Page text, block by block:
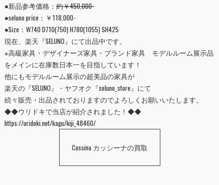
●新品参考価格： 約￥450,000-
●seluno price：￥118,000-
●Size：W740 D710(750) H780(1055) SH425
現在、楽天『SELUNO』にて出品中です。
※高級家具・デザイナーズ家具・ブランド家具 モデルルーム展示品
をメインに在庫数日本一を目指しています！
他にもモデルルーム展示の超美品の家具が
楽天の『SELUNO』・ヤフオク『seluno_store』にて
続々販売・出品されておりますのでよろしくお願いいたします。
◆◆ウリドキで当店が紹介されました！◆◆
https://uridoki.net/kagu/kiji_48460/
Cassina カッシーナの買取